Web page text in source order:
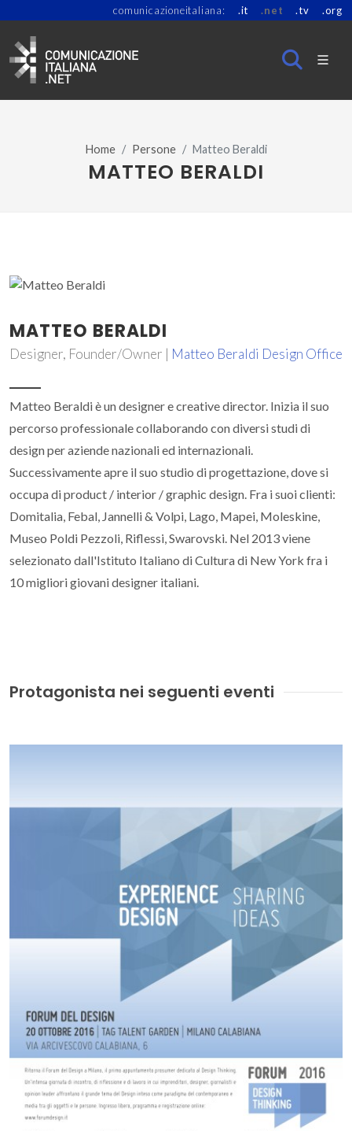
comunicazioneitaliana: .it .net .tv .org
Home Persone Matteo Beraldi
MATTEO BERALDI
MATTEO BERALDI
Designer, Founder/Owner | Matteo Beraldi Design Office
Matteo Beraldi è un designer e creative director. Inizia il suo
percorso professionale collaborando con diversi studi di
design per aziende nazionali ed internazionali.
Successivamente apre il suo studio di progettazione, dove si
occupa di product / interior / graphic design. Fra i suoi clienti:
Domitalia, Febal, Jannelli & Volpi, Lago, Mapei, Moleskine,
Museo Poldi Pezzoli, Riflessi, Swarovski. Nel 2013 viene
selezionato dall'Istituto Italiano di Cultura di New York fra i
10 migliori giovani designer italiani.
Protagonista nei seguenti eventi